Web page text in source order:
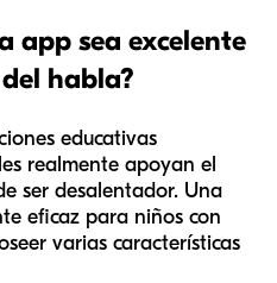
app sea excelente
habla?
educativas
realmente apoyan el
ser desalentador. Una
eficaz para niños con
varias características